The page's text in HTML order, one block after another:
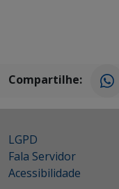
Compartilhe:
LGPD
Fala Servidor
Acessibilidade